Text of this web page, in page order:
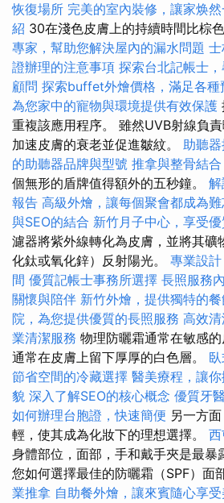
恢復場所 完美的室內裝修，讓家焕
紹 30在淺色皮膚上的持續時間比棕
專家，幫助您解決屋內的漏水問題
證辦理的注意事項 探索台北記帳士
顧問 探索buffet外燴價格，滿足各種
為您家中的寵物與環境提供有效保護
重複該應用程序。 雖然UVB射線負
加速皮膚的衰老並促進皺紋。 助聽
的助聽器品牌與型號 推拿與整骨結合
個無形的盾牌值得額外的五秒鐘。
報告 高級外燴，讓每個聚會都成為
與SEO的結合 新竹月子中心，享受
濾器將紫外線轉化為皮膚，並將其礦
化鈦或氧化鋅）反射陽光。 專業設
間 優質記帳士事務所選擇 長照服務
關懷與陪伴 新竹外燴，提供獨特的
院，為您提供優質的長照服務 高效
業清潔服務 物理防曬霜通常在敏感
通常在皮膚上留下厚厚的白色層。
節省空間的冷藏選擇 醫美療程，讓
貌 深入了解SEO的核心概念 優質牙
如何辦理台胞證，快速簡便 另一方
輕，使其成為化妝下的理想選擇。
身體部位，面部，手和戴手夾是最暴
您如何選擇最佳的防曬霜（SPF）面
業推拿 自助餐外燴，讓來賓隨心享